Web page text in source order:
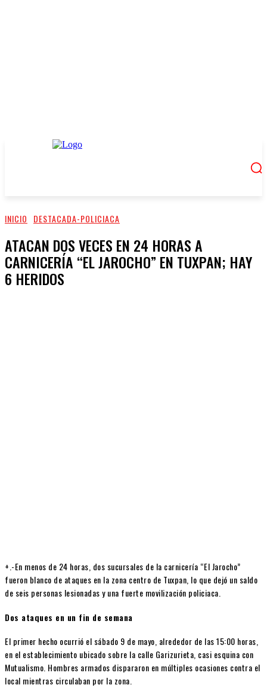
INICIO DESTACADA-POLICIACA
ATACAN DOS VECES EN 24 HORAS A
CARNICERÍA “EL JAROCHO” EN TUXPAN; HAY
6 HERIDOS
+.-En menos de 24 horas, dos sucursales de la carnicería “El Jarocho”
fueron blanco de ataques en la zona centro de Tuxpan, lo que dejó un saldo
de seis personas lesionadas y una fuerte movilización policiaca.
Dos ataques en un fin de semana
El primer hecho ocurrió el sábado 9 de mayo, alrededor de las 15:00 horas,
en el establecimiento ubicado sobre la calle Garizurieta, casi esquina con
Mutualismo. Hombres armados dispararon en múltiples ocasiones contra el
local mientras circulaban por la zona.